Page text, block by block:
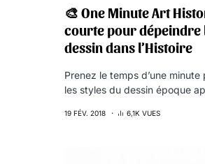
🎨 One Minute Art
courte pour dépeindre
dessin dans l’Histoire
Prenez le temps d’une
les styles du dessin époque
19 FÉV. 2018 6,1K VUES